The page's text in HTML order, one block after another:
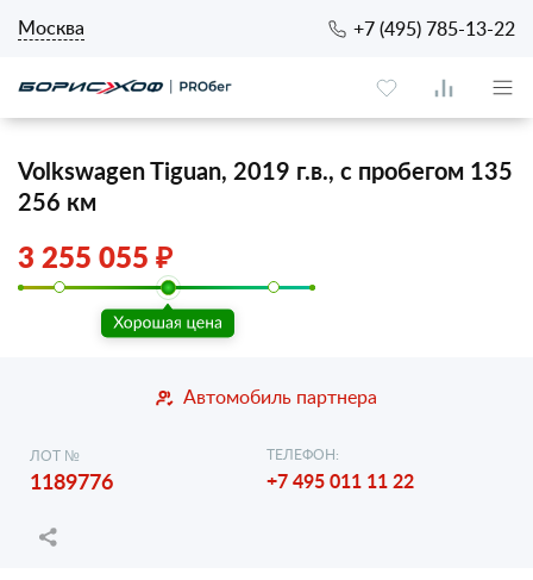
Москва +7 (495) 785-13-22
Volkswagen Tiguan, 2019 г.в., с пробегом 135
256 км
3 255 055 ₽
Автомобиль партнера
ЛОТ №
1189776
ТЕЛЕФОН:
+7 495 011 11 22